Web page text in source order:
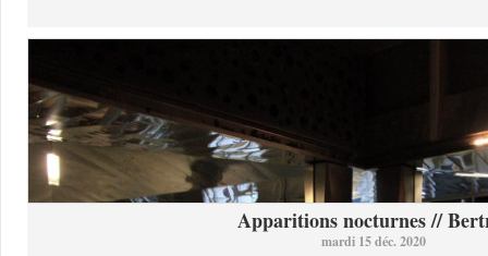
Apparitions nocturnes //
mardi 15 déc. 2020